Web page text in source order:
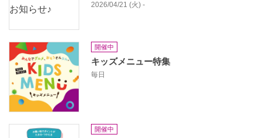
2026/04/21 (火) -
開催中
キッズメニュー特集
毎日
開催中